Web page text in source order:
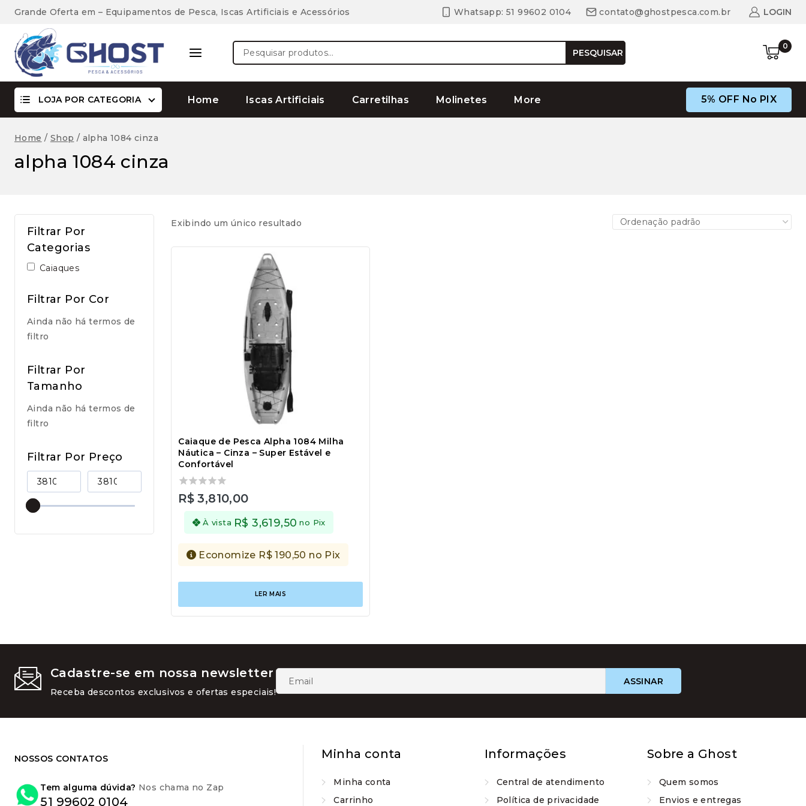
Grande Oferta em – Equipamentos de Pesca, Iscas Artificiais e Acessórios Whatsapp: 51 99602 0104 contato@ghostpesca.com.br LOGIN
Pesquisar
por:
PESQUISAR
0
LOJA POR CATEGORIA Home Iscas Artificiais Carretilhas Molinetes More 5% OFF No PIX
Home / Shop / alpha 1084 cinza
alpha 1084 cinza
Exibindo um único resultado
Caiaque de Pesca Alpha 1084 Milha
Náutica – Cinza – Super Estável e
Confortável
0
R$3,810,00
À vista R$3,619,50 no Pix
Economize R$190,50 no Pix
LER MAIS
Filtrar Por
Categorias
Caiaques
Filtrar Por Cor
Ainda não há termos de
filtro
Filtrar Por
Tamanho
Ainda não há termos de
filtro
Filtrar Por Preço
Cadastre-se em nossa newsletter
Receba descontos exclusivos e ofertas especiais!
NOSSOS CONTATOS
Tem alguma dúvida? Nos chama no Zap
51 99602 0104
Minha conta
Minha conta
Carrinho
Informações
Central de atendimento
Política de privacidade
Sobre a Ghost
Quem somos
Envios e entregas